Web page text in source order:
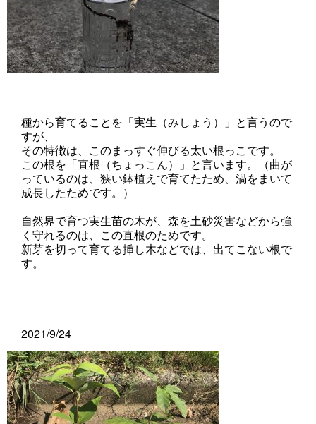
種から育てることを「実生（みしょう）」と言うので
すが、
その特徴は、このまっすぐ伸びる太い根っこです。
この根を「直根（ちょっこん）」と言います。（曲が
っているのは、狭い鉢植えで育てたため、渦をまいて
成長したためです。）
自然界で育つ実生苗の木が、森を土砂災害などから強
く守れるのは、この直根のためです。
新芽を切って育てる挿し木などでは、出てこない根で
す。
2021/9/24